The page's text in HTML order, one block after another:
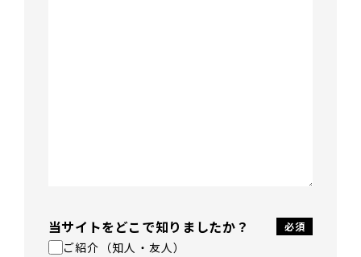
当サイトをどこで知りましたか？
ご紹介（知人・友人）